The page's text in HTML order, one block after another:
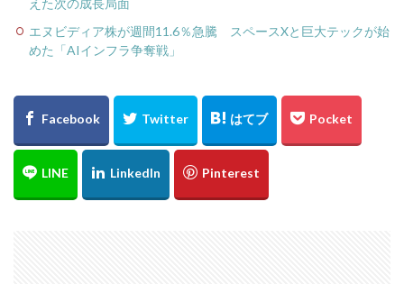
えた次の成長局面
エヌビディア株が週間11.6％急騰 スペースXと巨大テックが始
めた「AIインフラ争奪戦」